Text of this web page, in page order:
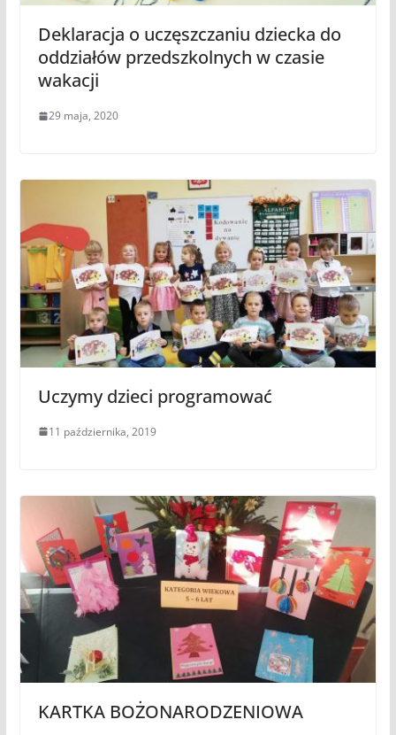
Deklaracja o uczęszczaniu dziecka do
oddziałów przedszkolnych w czasie
wakacji
29 maja, 2020
Uczymy dzieci programować
11 października, 2019
KARTKA BOŻONARODZENIOWA